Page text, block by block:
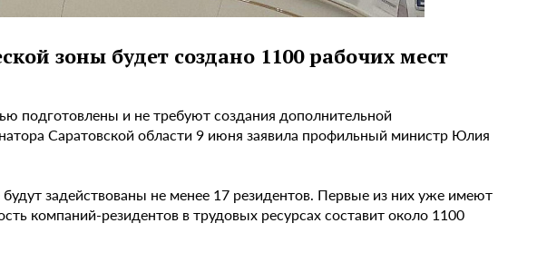
зоны будет создано 1100 рабочих мест
подготовлены и не требуют создания дополнительной
Саратовской области 9 июня заявила профильный министр Юлия
задействованы не менее 17 резидентов. Первые из них уже имеют
компаний-резидентов в трудовых ресурсах составит около 1100